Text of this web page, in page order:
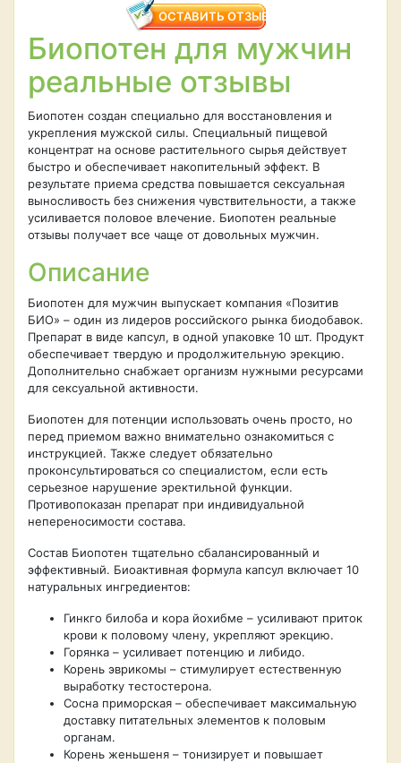
ОСТАВИТЬ ОТЗЫВ
Биопотен для мужчин
реальные отзывы
Биопотен создан специально для восстановления и
укрепления мужской силы. Специальный пищевой
концентрат на основе растительного сырья действует
быстро и обеспечивает накопительный эффект. В
результате приема средства повышается сексуальная
выносливость без снижения чувствительности, а также
усиливается половое влечение. Биопотен реальные
отзывы получает все чаще от довольных мужчин.
Описание
Биопотен для мужчин выпускает компания «Позитив
БИО» – один из лидеров российского рынка биодобавок.
Препарат в виде капсул, в одной упаковке 10 шт. Продукт
обеспечивает твердую и продолжительную эрекцию.
Дополнительно снабжает организм нужными ресурсами
для сексуальной активности.
Биопотен для потенции использовать очень просто, но
перед приемом важно внимательно ознакомиться с
инструкцией. Также следует обязательно
проконсультироваться со специалистом, если есть
серьезное нарушение эректильной функции.
Противопоказан препарат при индивидуальной
непереносимости состава.
Состав Биопотен тщательно сбалансированный и
эффективный. Биоактивная формула капсул включает 10
натуральных ингредиентов:
Гинкго билоба и кора йохибме – усиливают приток
крови к половому члену, укрепляют эрекцию.
Горянка – усиливает потенцию и либидо.
Корень эврикомы – стимулирует естественную
выработку тестостерона.
Сосна приморская – обеспечивает максимальную
доставку питательных элементов к половым
органам.
Корень женьшеня – тонизирует и повышает